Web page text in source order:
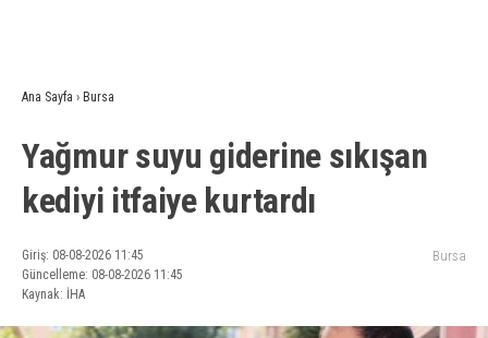
Ana Sayfa › Bursa
Yağmur suyu giderine sıkışan
kediyi itfaiye kurtardı
Giriş: 08-08-2026 11:45
Güncelleme: 08-08-2026 11:45
Kaynak: İHA
Bursa